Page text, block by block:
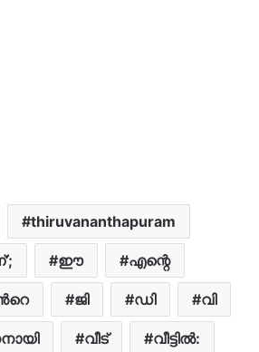
thiruvananthapuram
ഈ എന്റെ
ജി ഡി വി
വീട് വീട്ടിൽ: